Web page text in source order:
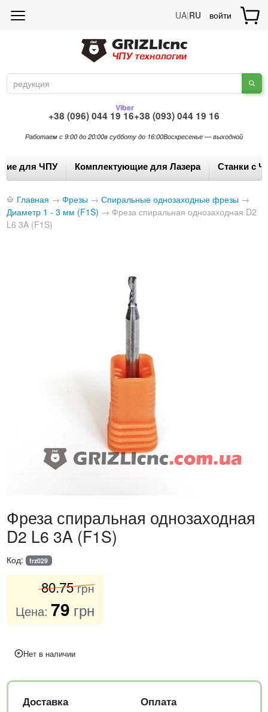
UA|RU войти
+38 (096) 044 19 16
Viber
+38 (093) 044 19 16
Работаем с 9:00 до 20:00в субботу до 16:00Воскресенье — выходной
для ЧПУ Комплектующие для Лазера Станки с
Главная → Фрезы → Спиральные однозаходные фрезы →
Диаметр 1 - 3 мм (F1S) → Фреза спиральная однозаходная D2
L6 3A (F1S)
Фреза спиральная однозаходная
D2 L6 3A (F1S)
Код: frz029
80.75 грн
Цена: 79 грн
Нет в наличии
Доставка Оплата